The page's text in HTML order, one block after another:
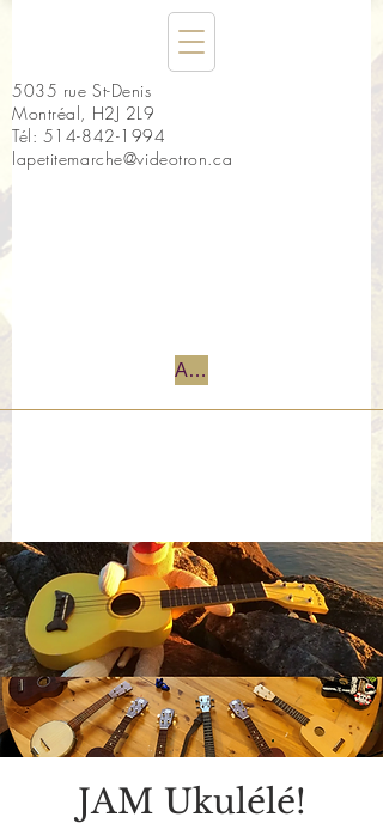
5035 rue St-Denis
Montréal, H2J 2L9
Tél: 514-842-1994
lapetitemarche@videotron.ca
Accueil
JAM Ukulélé!